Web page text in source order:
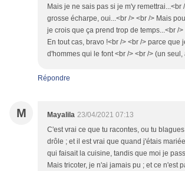
Mais je ne sais pas si je m'y remettrai...<br
grosse écharpe, oui...<br /> <br /> Mais
je crois que ça prend trop de temps...<br />
En tout cas, bravo !<br /> <br /> parce que
d'hommes qui le font <br /> <br /> (un seul,
Répondre
M Mayalila 23/04/2021 07:13
C'est vrai ce que tu racontes, ou tu
drôle ; et il est vrai que quand j'étais
qui faisait la cuisine, tandis que moi je
Mais tricoter, je n'ai jamais pu ; et ce n'est